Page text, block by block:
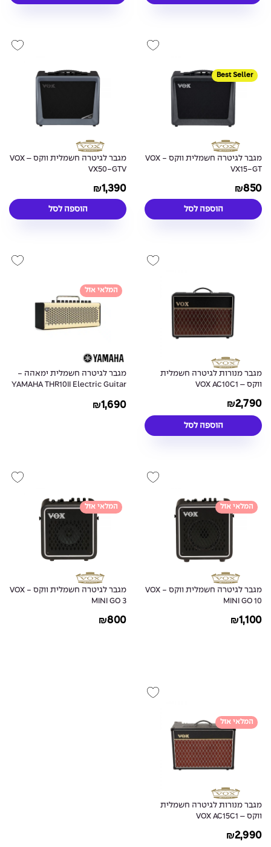
Best Seller
מגבר לגיטרה חשמלית ווקס - VOX
VX15-GT
₪850
הוספה לסל
מגבר לגיטרה חשמלית ווקס – VOX
VX50-GTV
₪1,390
הוספה לסל
מגבר מנורות לגיטרה חשמלית
ווקס – VOX AC10C1
₪2,790
הוספה לסל
המלאי אזל
מגבר לגיטרה חשמלית ימאהה -
YAMAHA THR10II Electric Guitar
₪1,690
המלאי אזל
מגבר לגיטרה חשמלית ווקס - VOX
MINI GO 10
₪1,100
המלאי אזל
מגבר לגיטרה חשמלית ווקס - VOX
MINI GO 3
₪800
המלאי אזל
מגבר מנורות לגיטרה חשמלית
ווקס – VOX AC15C1
₪2,990